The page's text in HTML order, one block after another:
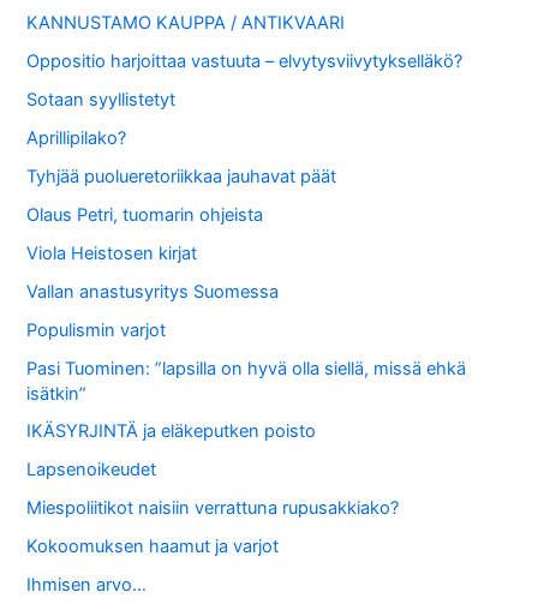
KANNUSTAMO KAUPPA / ANTIKVAARI
Oppositio harjoittaa vastuuta – elvytysviivytykselläkö?
Sotaan syyllistetyt
Aprillipilako?
Tyhjää puolueretoriikkaa jauhavat päät
Olaus Petri, tuomarin ohjeista
Viola Heistosen kirjat
Vallan anastusyritys Suomessa
Populismin varjot
Pasi Tuominen: ”lapsilla on hyvä olla siellä, missä ehkä
isätkin”
IKÄSYRJINTÄ ja eläkeputken poisto
Lapsenoikeudet
Miespoliitikot naisiin verrattuna rupusakkiako?
Kokoomuksen haamut ja varjot
Ihmisen arvo…